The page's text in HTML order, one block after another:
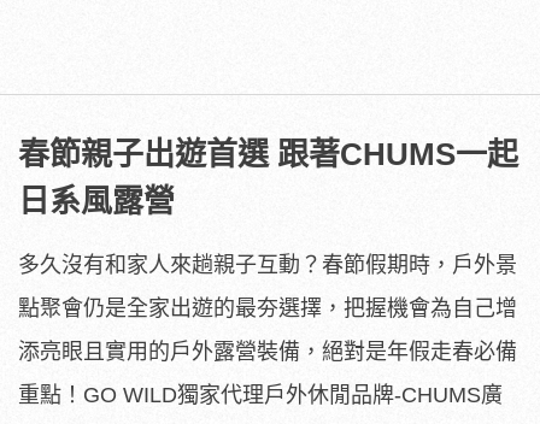
春節親子出遊首選 跟著CHUMS一起
日系風露營
多久沒有和家人來趟親子互動？春節假期時，戶外景
點聚會仍是全家出遊的最夯選擇，把握機會為自己增
添亮眼且實用的戶外露營裝備，絕對是年假走春必備
重點！GO WILD獨家代理戶外休閒品牌-CHUMS廣